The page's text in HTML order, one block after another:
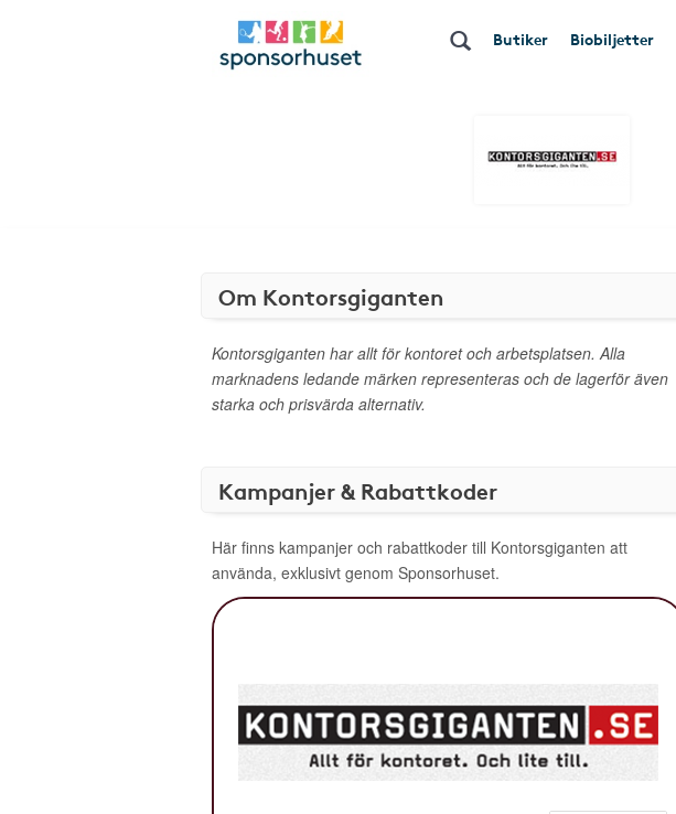
Butiker Biobiljetter
Om Kontorsgiganten
Kontorsgiganten har allt för kontoret och arbetsplatsen. Alla
marknadens ledande märken representeras och de lagerför även
starka och prisvärda alternativ.
Kampanjer & Rabattkoder
Här finns kampanjer och rabattkoder till Kontorsgiganten att
använda, exklusivt genom Sponsorhuset.